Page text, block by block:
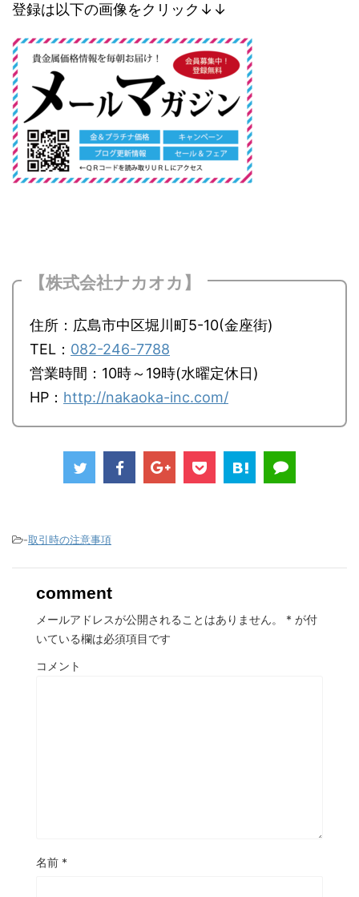
登録は以下の画像をクリック↓↓
【株式会社ナカオカ】
住所：広島市中区堀川町5-10(金座街)
TEL： 082-246-7788
営業時間：10時～19時(水曜定休日)
HP： http://nakaoka-inc.com/
-取引時の注意事項
comment
メールアドレスが公開されることはありません。 * が付
いている欄は必須項目です
コメント
名前 *